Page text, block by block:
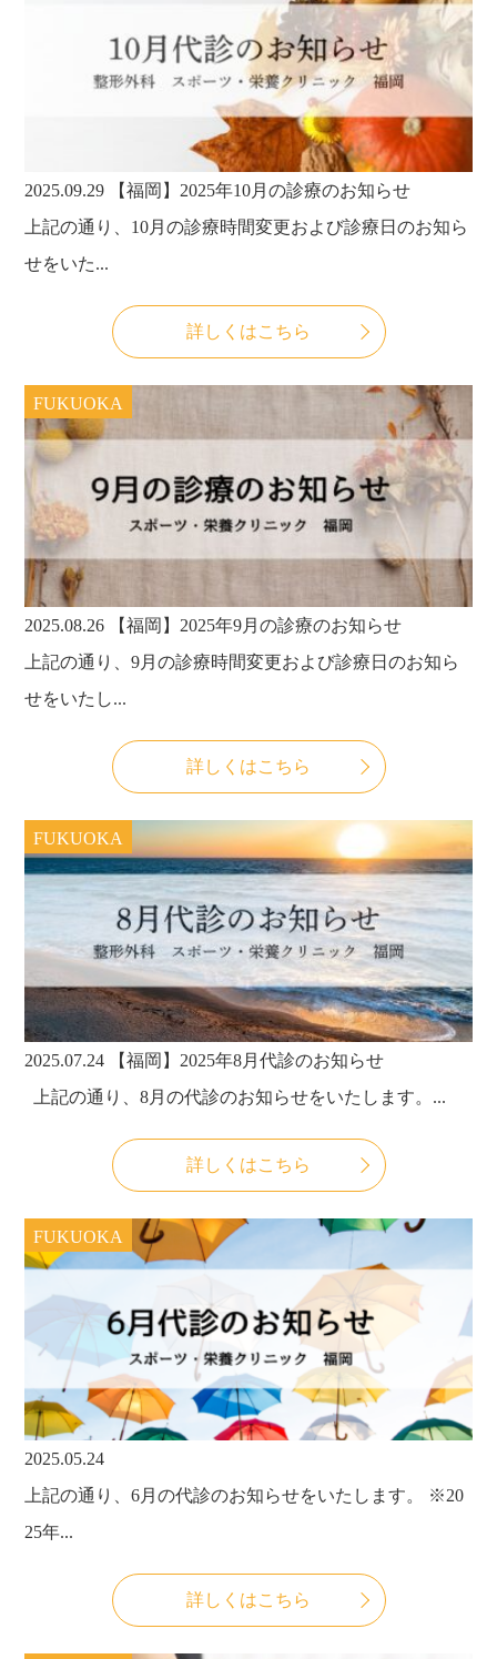
2025.09.29
【福岡】2025年10月の診療のお知らせ
上記の通り、10月の診療時間変更および診療日のお知ら
せをいた...
詳しくはこちら
FUKUOKA
2025.08.26
【福岡】2025年9月の診療のお知らせ
上記の通り、9月の診療時間変更および診療日のお知ら
せをいたし...
詳しくはこちら
FUKUOKA
2025.07.24
【福岡】2025年8月代診のお知らせ
上記の通り、8月の代診のお知らせをいたします。...
詳しくはこちら
FUKUOKA
2025.05.24
上記の通り、6月の代診のお知らせをいたします。 ※20
25年...
詳しくはこちら